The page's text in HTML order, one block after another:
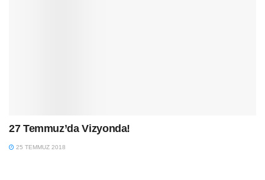
27 Temmuz’da Vizyonda!
25 TEMMUZ 2018